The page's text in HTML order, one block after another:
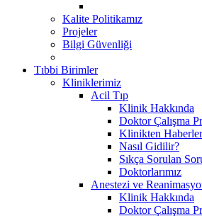
Kalite Politikamız
Projeler
Bilgi Güvenliği
Tıbbi Birimler
Kliniklerimiz
Acil Tıp
Klinik Hakkında
Doktor Çalışma
Klinikten Haberler
Nasıl Gidilir?
Sıkça Sorulan
Doktorlarımız
Anestezi ve
Klinik Hakkında
Doktor Çalışma